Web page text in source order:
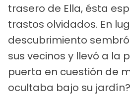
trasero de Ella, ésta
trastos olvidados. En
descubrimiento
sus vecinos y llevó a la
puerta en cuestión de
ocultaba bajo su jardín?